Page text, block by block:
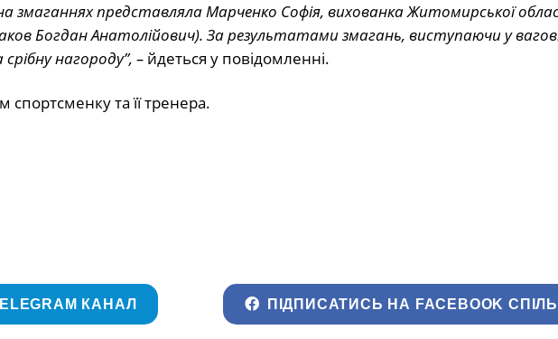
змаганнях представляла Марченко Софія, вихованка Житомирської
Богдан Анатолійович). За результатами змагань, виступаючи у
нагороду”, –йдеться у повідомленні.
спортсменку та її тренера.
КАНАЛ ПІДПИСАТИСЬ НА FACEBOOK